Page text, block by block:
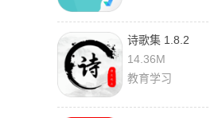
诗歌集 1.8.2
14.36M
教育学习